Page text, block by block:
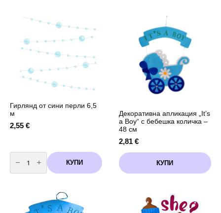
Гирлянд от сини перли 6,5
м
2,55 €
количество
за
Гирлянд
от
КУПИ
Декоративна апликация „It’s
a Boy“ с бебешка количка –
48 см
2,81 €
КУПИ